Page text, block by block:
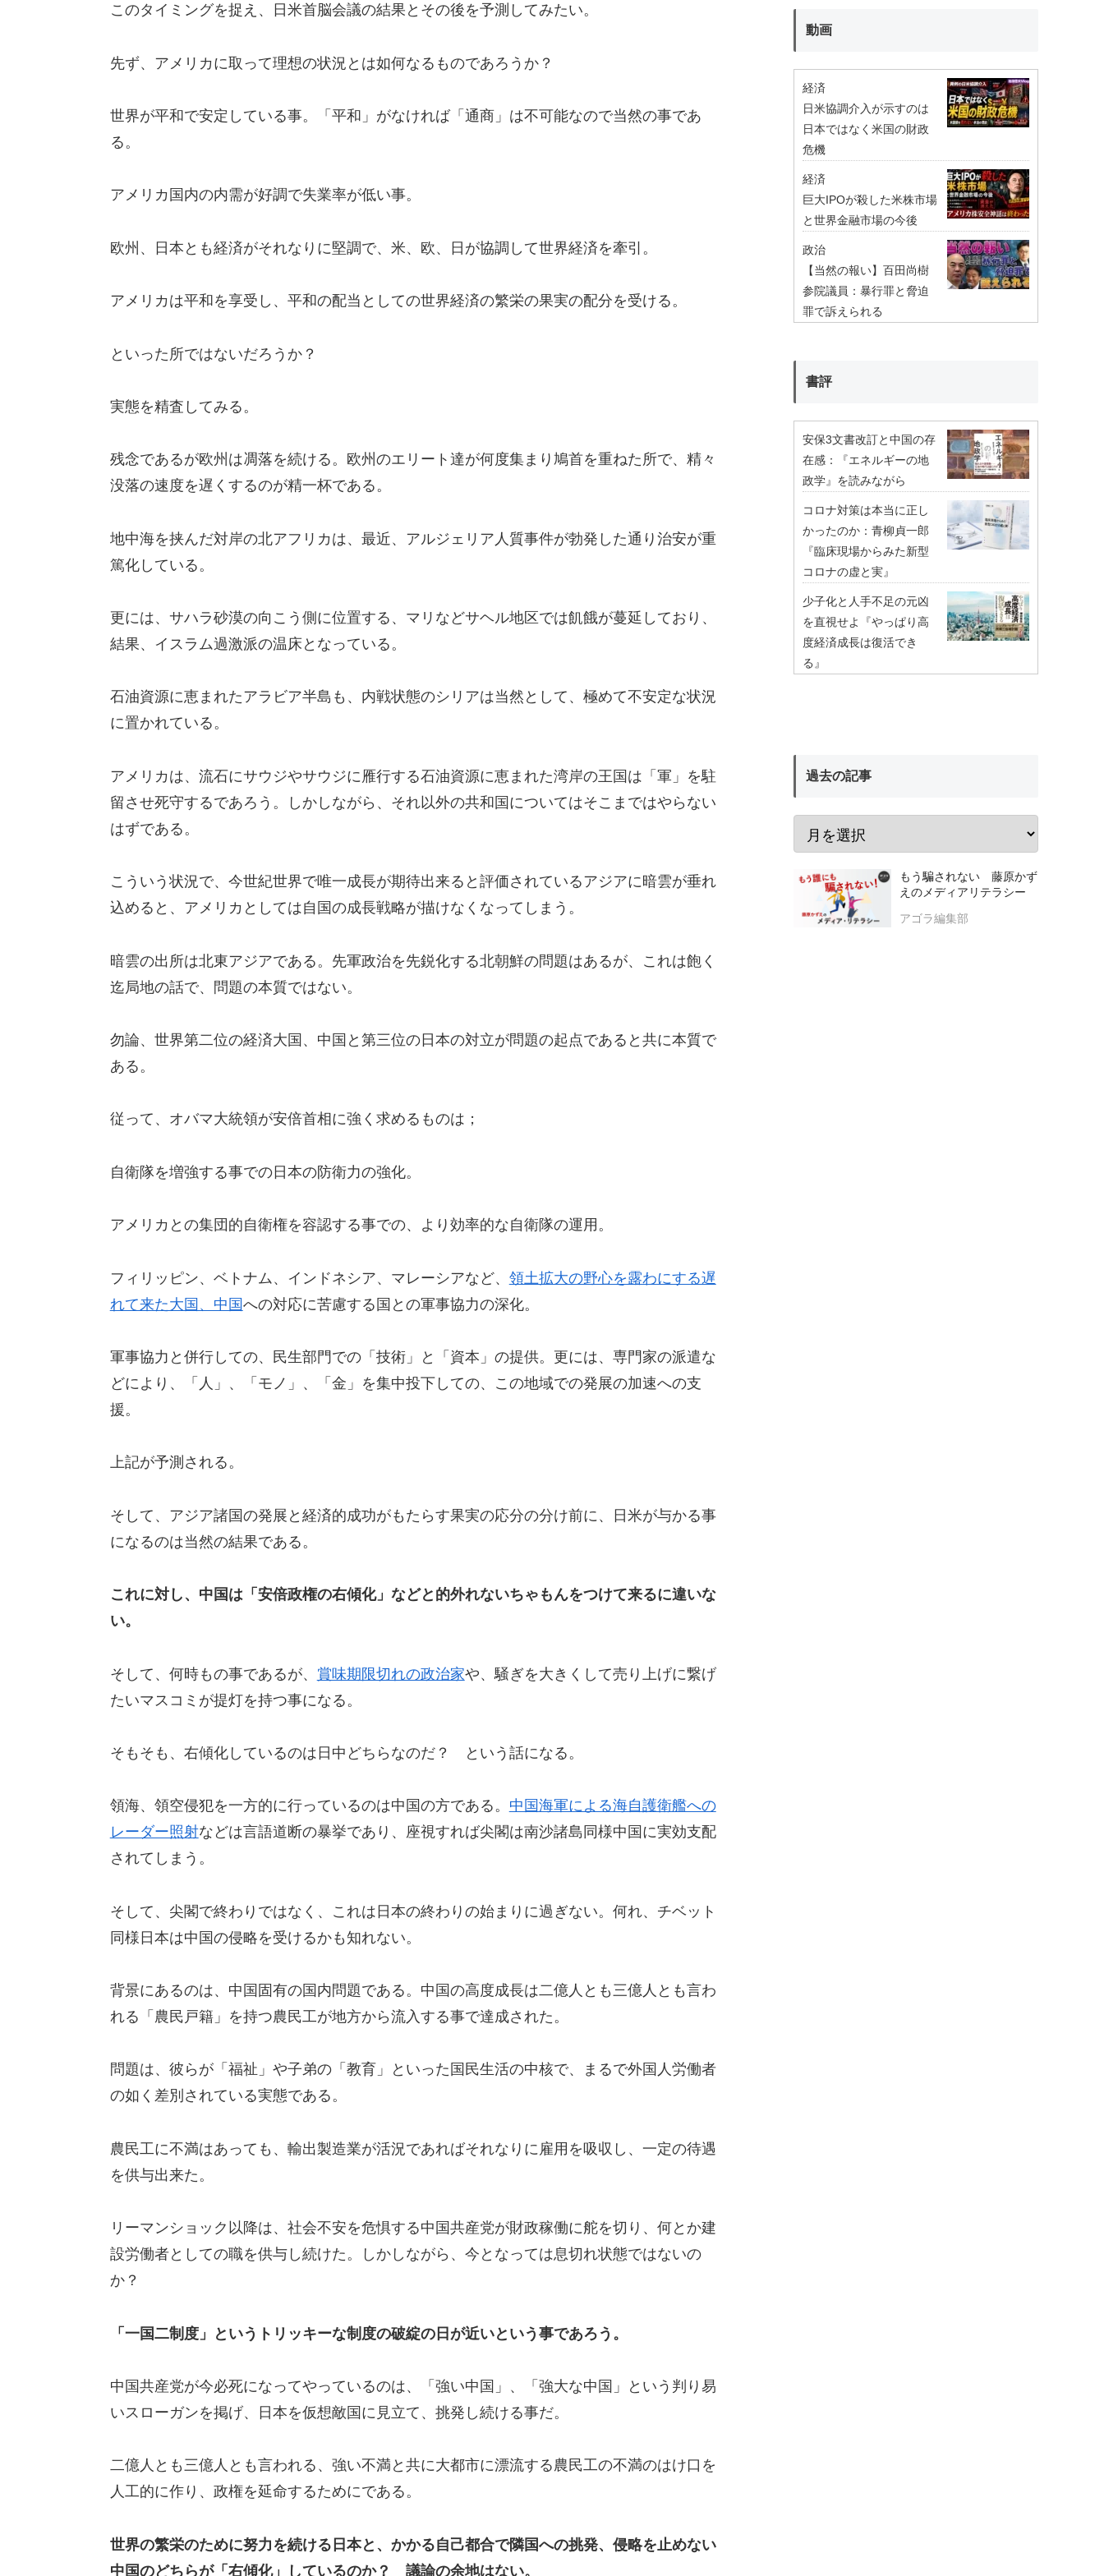
このタイミングを捉え、日米首脳会議の結果とその後を予測してみたい。
先ず、アメリカに取って理想の状況とは如何なるものであろうか？
世界が平和で安定している事。「平和」がなければ「通商」は不可能なので当然の事であ
る。
アメリカ国内の内需が好調で失業率が低い事。
欧州、日本とも経済がそれなりに堅調で、米、欧、日が協調して世界経済を牽引。
アメリカは平和を享受し、平和の配当としての世界経済の繁栄の果実の配分を受ける。
といった所ではないだろうか？
実態を精査してみる。
残念であるが欧州は凋落を続ける。欧州のエリート達が何度集まり鳩首を重ねた所で、精々
没落の速度を遅くするのが精一杯である。
地中海を挟んだ対岸の北アフリカは、最近、アルジェリア人質事件が勃発した通り治安が重
篤化している。
更には、サハラ砂漠の向こう側に位置する、マリなどサヘル地区では飢餓が蔓延しており、
結果、イスラム過激派の温床となっている。
石油資源に恵まれたアラビア半島も、内戦状態のシリアは当然として、極めて不安定な状況
に置かれている。
アメリカは、流石にサウジやサウジに雁行する石油資源に恵まれた湾岸の王国は「軍」を駐
留させ死守するであろう。しかしながら、それ以外の共和国についてはそこまではやらない
はずである。
こういう状況で、今世紀世界で唯一成長が期待出来ると評価されているアジアに暗雲が垂れ
込めると、アメリカとしては自国の成長戦略が描けなくなってしまう。
暗雲の出所は北東アジアである。先軍政治を先鋭化する北朝鮮の問題はあるが、これは飽く
迄局地の話で、問題の本質ではない。
勿論、世界第二位の経済大国、中国と第三位の日本の対立が問題の起点であると共に本質で
ある。
従って、オバマ大統領が安倍首相に強く求めるものは；
自衛隊を増強する事での日本の防衛力の強化。
アメリカとの集団的自衛権を容認する事での、より効率的な自衛隊の運用。
フィリッピン、ベトナム、インドネシア、マレーシアなど、 領土拡大の野心を露わにする遅
れて来た大国、中国への対応に苦慮する国との軍事協力の深化。
軍事協力と併行しての、民生部門での「技術」と「資本」の提供。更には、専門家の派遣な
どにより、「人」、「モノ」、「金」を集中投下しての、この地域での発展の加速への支
援。
上記が予測される。
そして、アジア諸国の発展と経済的成功がもたらす果実の応分の分け前に、日米が与かる事
になるのは当然の結果である。
これに対し、中国は「安倍政権の右傾化」などと的外れないちゃもんをつけて来るに違いな
い。
そして、何時もの事であるが、 賞味期限切れの政治家や、騒ぎを大きくして売り上げに繋げ
たいマスコミが提灯を持つ事になる。
そもそも、右傾化しているのは日中どちらなのだ？ という話になる。
領海、領空侵犯を一方的に行っているのは中国の方である。 中国海軍による海自護衛艦への
レーダー照射などは言語道断の暴挙であり、座視すれば尖閣は南沙諸島同様中国に実効支配
されてしまう。
そして、尖閣で終わりではなく、これは日本の終わりの始まりに過ぎない。何れ、チベット
同様日本は中国の侵略を受けるかも知れない。
背景にあるのは、中国固有の国内問題である。中国の高度成長は二億人とも三億人とも言わ
れる「農民戸籍」を持つ農民工が地方から流入する事で達成された。
問題は、彼らが「福祉」や子弟の「教育」といった国民生活の中核で、まるで外国人労働者
の如く差別されている実態である。
農民工に不満はあっても、輸出製造業が活況であればそれなりに雇用を吸収し、一定の待遇
を供与出来た。
リーマンショック以降は、社会不安を危惧する中国共産党が財政稼働に舵を切り、何とか建
設労働者としての職を供与し続けた。しかしながら、今となっては息切れ状態ではないの
か？
「一国二制度」というトリッキーな制度の破綻の日が近いという事であろう。
中国共産党が今必死になってやっているのは、「強い中国」、「強大な中国」という判り易
いスローガンを掲げ、日本を仮想敵国に見立て、挑発し続ける事だ。
二億人とも三億人とも言われる、強い不満と共に大都市に漂流する農民工の不満のはけ口を
人工的に作り、政権を延命するためにである。
世界の繁栄のために努力を続ける日本と、かかる自己都合で隣国への挑発、侵略を止めない
中国のどちらが「右傾化」しているのか？ 議論の余地はない。
動画
経済
日米協調介入が示すのは
日本ではなく米国の財政
危機
経済
巨大IPOが殺した米株市場
と世界金融市場の今後
政治
【当然の報い】百田尚樹
参院議員：暴行罪と脅迫
罪で訴えられる
書評
安保3文書改訂と中国の存
在感：『エネルギーの地
政学』を読みながら
コロナ対策は本当に正し
かったのか：青柳貞一郎
『臨床現場からみた新型
コロナの虚と実』
少子化と人手不足の元凶
を直視せよ『やっぱり高
度経済成長は復活でき
る』
過去の記事
もう騙されない 藤原かず
えのメディアリテラシー
アゴラ編集部